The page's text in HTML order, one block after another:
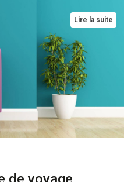
Lire la suite